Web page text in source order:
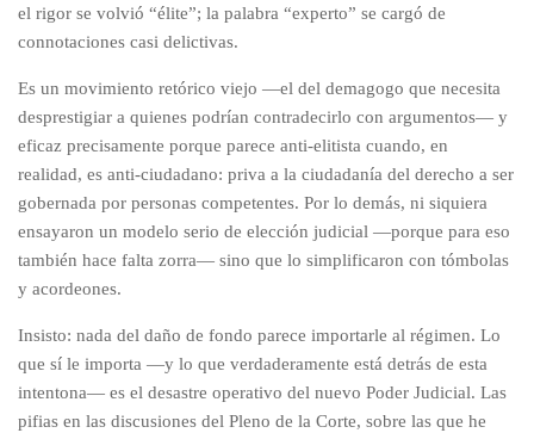
el rigor se volvió “élite”; la palabra “experto” se cargó de
connotaciones casi delictivas.
Es un movimiento retórico viejo —el del demagogo que necesita
desprestigiar a quienes podrían contradecirlo con argumentos— y
eficaz precisamente porque parece anti-elitista cuando, en
realidad, es anti-ciudadano: priva a la ciudadanía del derecho a ser
gobernada por personas competentes. Por lo demás, ni siquiera
ensayaron un modelo serio de elección judicial —porque para eso
también hace falta zorra— sino que lo simplificaron con tómbolas
y acordeones.
Insisto: nada del daño de fondo parece importarle al régimen. Lo
que sí le importa —y lo que verdaderamente está detrás de esta
intentona— es el desastre operativo del nuevo Poder Judicial. Las
pifias en las discusiones del Pleno de la Corte, sobre las que he